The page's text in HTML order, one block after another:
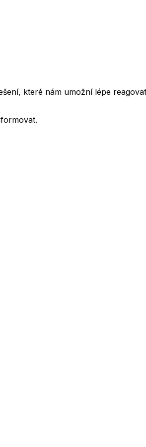
které nám umožní lépe